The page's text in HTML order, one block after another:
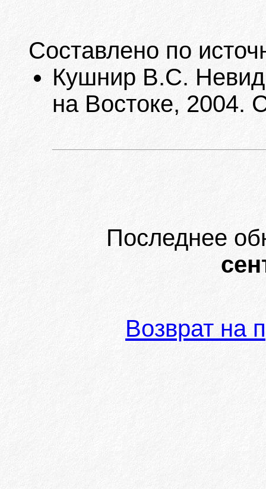
Составлено по
Кушнир В.С.
на Востоке, 2004.
Последнее
Возврат на